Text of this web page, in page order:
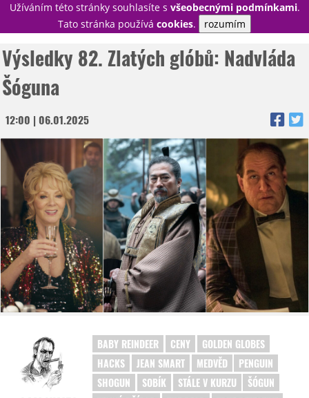
Užíváním této stránky souhlasíte s všeobecnými podmínkami.
Tato stránka používá cookies. rozumím
PŘIHLÁSIT
NOVINKY
TÉMATA
RECENZE
EPIZODY
KULT
TRAILERY
GALERIE
DISKUZE
STATISTIKY
TIRÁŽ
Výsledky 82. Zlatých glóbů: Nadvláda
Šóguna
12:00 | 06.01.2025
BABY REINDEER CENY
GOLDEN GLOBES
HACKS
JEAN SMART MEDVĚD
PENGUIN
SHOGUN
SOBÍK STÁLE V KURZU
ŠÓGUN